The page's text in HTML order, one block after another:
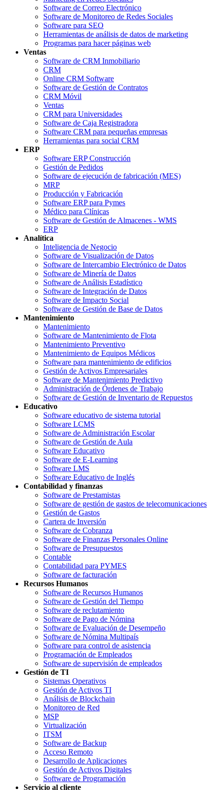
Software de Correo Electrónico
Software de Monitoreo de Redes Sociales
Software para SEO
Herramientas de análisis de datos de marketing
Programas para hacer páginas web
Ventas
Software de CRM Inmobiliario
CRM
Online CRM Software
Software de Gestión de Contratos
CRM Móvil
Ventas
CRM para Universidades
Software de Caja Registradora
Software CRM para pequeñas empresas
Herramientas para social CRM
ERP
Software ERP Construcción
Gestión de Pedidos
Software de ejecución de fabricación (MES)
MRP
Producción y Fabricación
Software ERP para Pymes
Médico para Clínicas
Software de Gestión de Almacenes - WMS
ERP
Analítica
Inteligencia de Negocio
Software de Visualización de Datos
Software de Intercambio Electrónico de Datos
Software de Minería de Datos
Software de Análisis Estadístico
Software de Integración de Datos
Software de Impacto Social
Software de Gestión de Base de Datos
Mantenimiento
Mantenimiento
Software de Mantenimiento de Flota
Mantenimiento Preventivo
Mantenimiento de Equipos Médicos
Software para mantenimiento de edificios
Gestión de Activos Empresariales
Software de Mantenimiento Predictivo
Administración de Órdenes de Trabajo
Software de Gestión de Inventario de Repuestos
Educativo
Software educativo de sistema tutorial
Software LCMS
Software de Administración Escolar
Software de Gestión de Aula
Software Educativo
Software de E-Learning
Software LMS
Software Educativo de Inglés
Contabilidad y finanzas
Software de Prestamistas
Software de gestión de gastos de telecomunicaciones
Gestión de Gastos
Cartera de Inversión
Software de Cobranza
Software de Finanzas Personales Online
Software de Presupuestos
Contable
Contabilidad para PYMES
Software de facturación
Recursos Humanos
Software de Recursos Humanos
Software de Gestión del Tiempo
Software de reclutamiento
Software de Pago de Nómina
Software de Evaluación de Desempeño
Software de Nómina Multipaís
Software para control de asistencia
Programación de Empleados
Software de supervisión de empleados
Gestión de TI
Sistemas Operativos
Gestión de Activos TI
Análisis de Blockchain
Monitoreo de Red
MSP
Virtualización
ITSM
Software de Backup
Acceso Remoto
Desarrollo de Aplicaciones
Gestión de Activos Digitales
Software de Programación
Servicio al cliente